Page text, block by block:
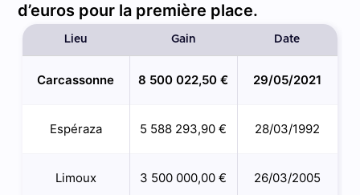
d’euros pour la première place.
Lieu Gain Date
Carcassonne 8 500 022,50 € 29/05/2021
Espéraza 5 588 293,90 € 28/03/1992
Limoux 3 500 000,00 € 26/03/2005